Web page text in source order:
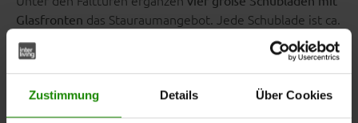
Zustimmung Details Über Cookies
Glasfronten das Stauraumangebot. Jede Schublade ist ca.
100 cm breit und bietet zusätzlichen Platz für Kleidung
und persönliche Gegenstände.
Durchdachte